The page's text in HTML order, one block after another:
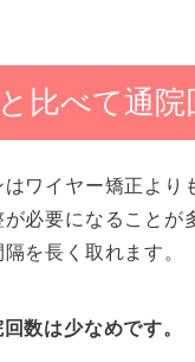
比べて通
ワイヤー矯正よ
必要になること
を長く取れます。
数は少なめです。